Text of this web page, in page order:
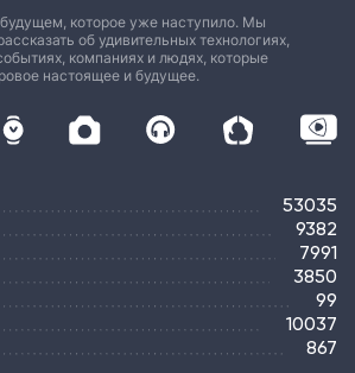
будущем, которое уже наступило. Мы
об удивительных технологиях,
компаниях и людях, которые
настоящее и будущее.
53035
9382
7991
3850
99
10037
867